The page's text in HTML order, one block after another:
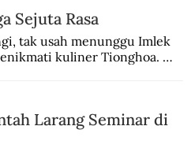
Sejuta Rasa
tak usah menunggu Imlek
kuliner Tionghoa.
Larang Seminar di